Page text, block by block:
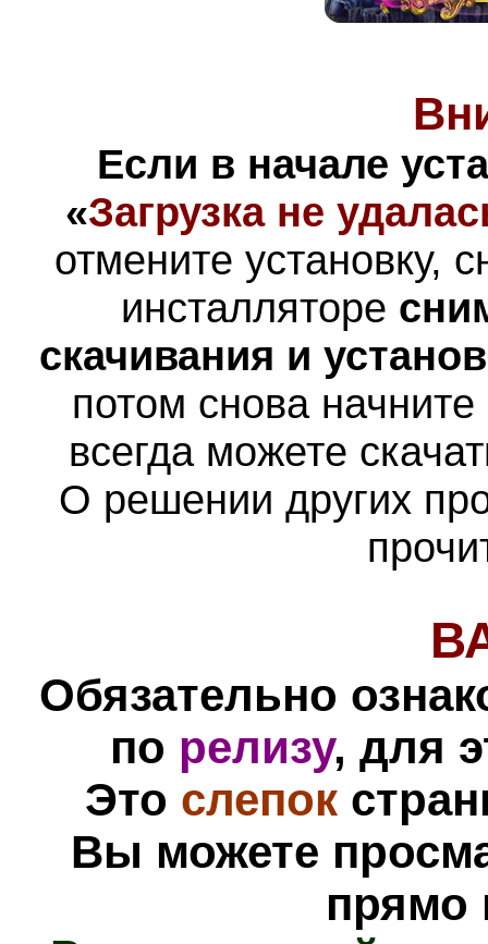
Если в начале
«Загрузка не
отмените установку,
инсталляторе
скачивания и
потом снова
всегда можете
О решении других
Обязательно
по релизу, для
Это слепок
Вы можете
прямо